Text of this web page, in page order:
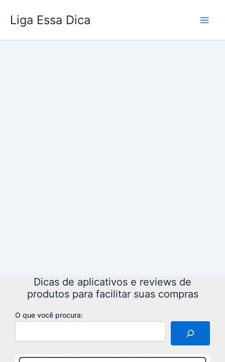
para
conteúdo
Liga Essa Dica
Dicas de aplicativos e reviews de
produtos para facilitar suas compras
O que você procura: